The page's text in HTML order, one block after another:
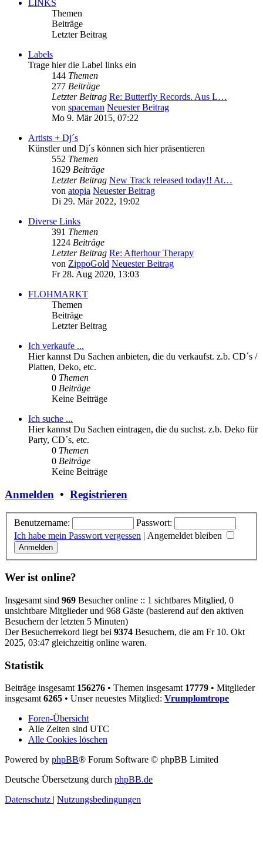
LINKS
Themen
Beiträge
Letzter Beitrag
Labels
Trage hier die Label links ein
144 Themen
277 Beiträge
Letzter Beitrag Re: Butterfly Records. Aus L…
von spaceman Neuester Beitrag
Mo 9. Mär 2015, 07:22
Artists + Dj´s
Künstler und Dj´s können sich hier präsentieren
552 Themen
1629 Beiträge
Letzter Beitrag New Track released today!! At…
von atopia Neuester Beitrag
Di 29. Mär 2022, 19:02
Diverse Links
391 Themen
1224 Beiträge
Letzter Beitrag Re: Afterhour Therapy
von ZippoGold Neuester Beitrag
Fr 28. Aug 2020, 13:03
FLOHMARKT
Themen
Beiträge
Letzter Beitrag
Ich verkaufe ...
Hier kannst Du Sachen anbieten, die du verkaufst. z.b. CD´s /
Platten, Deko, etc.
0 Themen
0 Beiträge
Keine Beiträge
Ich suche ...
Hier kannst Du Sachen eintragen, die du suchst. z.b. Deko für
Party, CD´s, etc.
0 Themen
0 Beiträge
Keine Beiträge
Anmelden • Registrieren
Benutzername:
Passwort:
Ich habe mein Passwort vergessen | Angemeldet bleiben
Wer ist online?
Insgesamt sind 969 Besucher online :: 1 sichtbares Mitglied, 0
unsichtbare Mitglieder und 968 Gäste (basierend auf den aktiven
Besuchern der letzten 5 Minuten)
Der Besucherrekord liegt bei 9374 Besuchern, die am Fr 10. Okt
2025, 03:47 gleichzeitig online waren.
Statistik
Beiträge insgesamt 156276 • Themen insgesamt 17779 • Mitglieder
insgesamt 6265 • Unser neuestes Mitglied: Vrumplomtrope
Foren-Übersicht
Alle Zeiten sind UTC
Alle Cookies löschen
Powered by phpBB® Forum Software © phpBB Limited
Deutsche Übersetzung durch phpBB.de
Datenschutz | Nutzungsbedingungen